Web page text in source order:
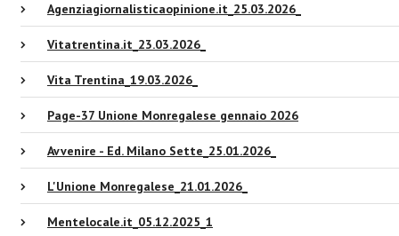
Agenziagiornalisticaopinione.it_25.03.2026_
Vitatrentina.it_23.03.2026_
Vita Trentina_19.03.2026_
Page-37 Unione Monregalese gennaio 2026
Avvenire - Ed. Milano Sette_25.01.2026_
L'Unione Monregalese_21.01.2026_
Mentelocale.it_05.12.2025_1